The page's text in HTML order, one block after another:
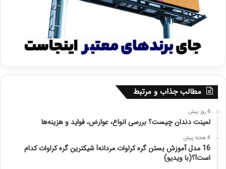
مطالب جذاب و مرتبط
6 روز پیش
لمینت دندان چیست؟ بررسی انواع، عوارض، فواید و هزینه‌ها
4 هفته پیش
16 مدل آموزش بستن گره کراوات مردانه! شیکترین گره کراوات کدام
است!؟(با ویدیو)